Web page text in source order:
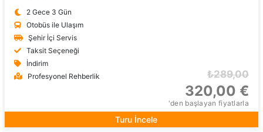
2 Gece 3 Gün
Otobüs ile Ulaşım
Şehir İçi Servis
Taksit Seçeneği
İndirim
Profesyonel Rehberlik
₺289,00
320,00 €
'den başlayan fiyatlarla
Turu İncele